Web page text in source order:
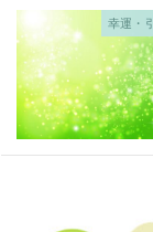
幸運・